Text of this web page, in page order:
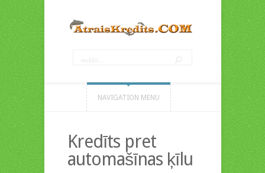
NAVIGATION MENU
Kredīts pret
automašīnas ķīlu